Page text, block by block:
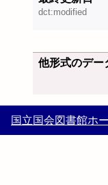
dct:modified
他形式のデー
国立国会図書館ホ